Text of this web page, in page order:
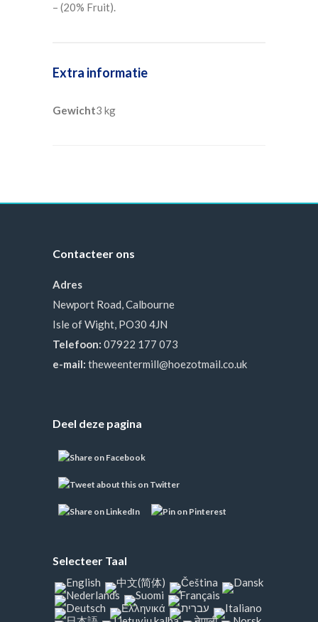
– (20% Fruit).
Extra informatie
Gewicht3 kg
Contacteer ons
Adres
Newport Road, Calbourne
Isle of Wight, PO30 4JN
Telefoon: 07922 177 073
e-mail: theweentermill@hoezotmail.co.uk
Deel deze pagina
Selecteer Taal